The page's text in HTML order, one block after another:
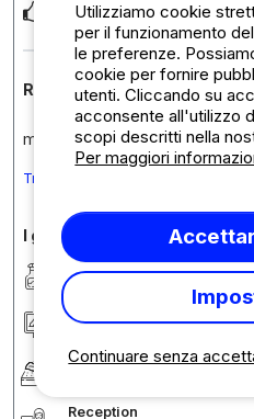
Très bien
Risposta della struttura
merci beaucoup pour cet avis
Tradurre il commento in Italiano
I giudizi in dettaglio
Pulizia/Igiene
Sistemazione/Piazzole
Comfort
Reception
Continuare senza
Utilizziamo cookie
per il funzionamento
le preferenze.
cookie per fornire
utenti. Cliccando su
acconsente all'utilizzo
scopi descritti nella
Per maggiori